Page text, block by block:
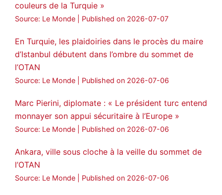
couleurs de la Turquie »
Source: Le Monde Published on 2026-07-07
En Turquie, les plaidoiries dans le procès du maire
d’Istanbul débutent dans l’ombre du sommet de
l’OTAN
Source: Le Monde Published on 2026-07-06
Marc Pierini, diplomate : « Le président turc entend
monnayer son appui sécuritaire à l’Europe »
Source: Le Monde Published on 2026-07-06
Ankara, ville sous cloche à la veille du sommet de
l’OTAN
Source: Le Monde Published on 2026-07-06